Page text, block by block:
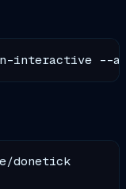
interactive --
donetick